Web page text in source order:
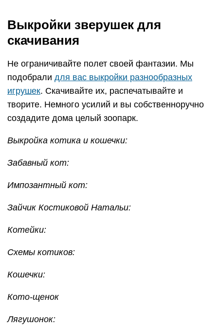
Выкройки зверушек для
скачивания
Не ограничивайте полет своей фантазии. Мы
подобрали для вас выкройки разнообразных
игрушек. Скачивайте их, распечатывайте и
творите. Немного усилий и вы собственноручно
создадите дома целый зоопарк.
Выкройка котика и кошечки:
Забавный кот:
Импозантный кот:
Зайчик Костиковой Натальи:
Котейки:
Схемы котиков:
Кошечки:
Кото-щенок
Лягушонок: